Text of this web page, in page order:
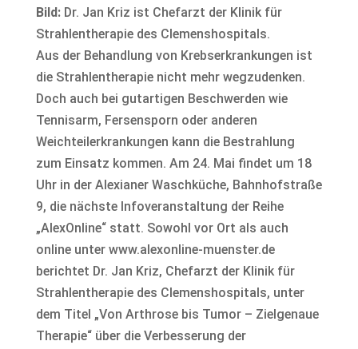
Bild:Dr. Jan Kriz ist Chefarzt der Klinik für
Strahlentherapie des Clemenshospitals.
Aus der Behandlung von Krebserkrankungen ist
die Strahlentherapie nicht mehr wegzudenken.
Doch auch bei gutartigen Beschwerden wie
Tennisarm, Fersensporn oder anderen
Weichteilerkrankungen kann die Bestrahlung
zum Einsatz kommen. Am 24. Mai findet um 18
Uhr in der Alexianer Waschküche, Bahnhofstraße
9, die nächste Infoveranstaltung der Reihe
„AlexOnline“ statt. Sowohl vor Ort als auch
online unter www.alexonline-muenster.de
berichtet Dr. Jan Kriz, Chefarzt der Klinik für
Strahlentherapie des Clemenshospitals, unter
dem Titel „Von Arthrose bis Tumor – Zielgenaue
Therapie“ über die Verbesserung der